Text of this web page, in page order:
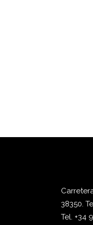
38350.
Tel. +34